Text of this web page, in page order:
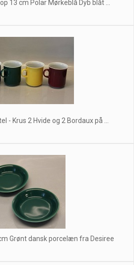
13 cm Polar Mørkeblå Dyb blåt ...
- Krus 2 Hvide og 2 Bordaux på ...
Grønt dansk porcelæn fra Desiree